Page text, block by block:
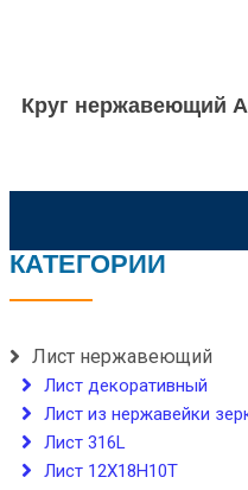
Круг нержавеющий
КАТЕГОРИИ
Лист нержавеющий
Лист декоративный
Лист из нержавейки
Лист 316L
Лист 12Х18Н10Т